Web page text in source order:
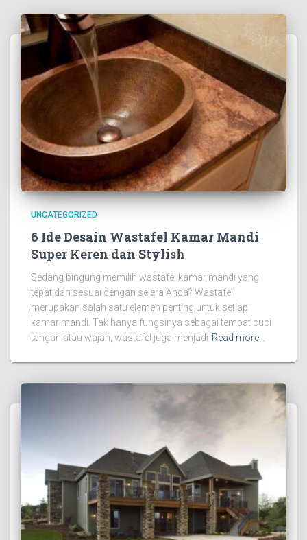
UNCATEGORIZED
6 Ide Desain Wastafel Kamar Mandi
Super Keren dan Stylish
Sedang bingung memilih wastafel kamar mandi yang
tepat dan sesuai dengan selera Anda? Wastafel
merupakan salah satu elemen penting untuk setiap
kamar mandi. Tak hanya fungsinya sebagai tempat cuci
tangan atau wajah, wastafel juga menjadi Read more…